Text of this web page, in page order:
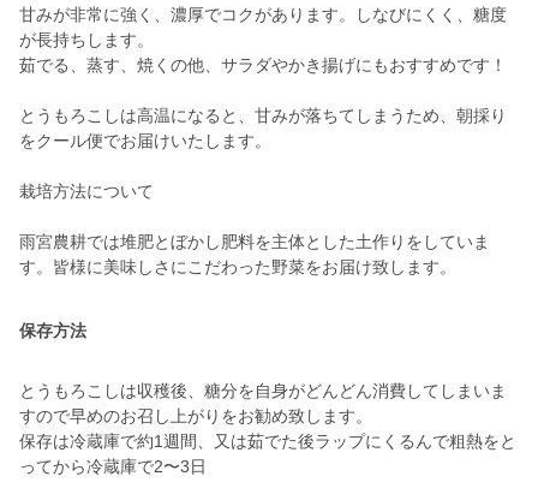
甘みが非常に強く、濃厚でコクがあります。しなびにくく、糖度
が長持ちします。
茹でる、蒸す、焼くの他、サラダやかき揚げにもおすすめです！
とうもろこしは高温になると、甘みが落ちてしまうため、朝採り
をクール便でお届けいたします。
栽培方法について
雨宮農耕では堆肥とぼかし肥料を主体とした土作りをしていま
す。皆様に美味しさにこだわった野菜をお届け致します。
保存方法
とうもろこしは収穫後、糖分を自身がどんどん消費してしまいま
すので早めのお召し上がりをお勧め致します。
保存は冷蔵庫で約1週間、又は茹でた後ラップにくるんで粗熱をと
ってから冷蔵庫で2〜3日